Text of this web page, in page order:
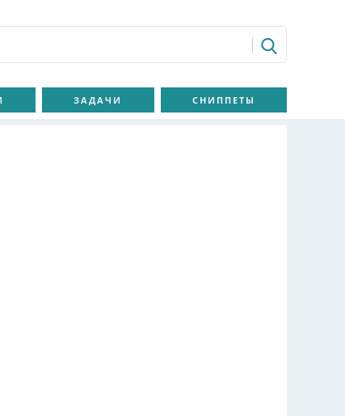
ЗАДАЧИ СНИППЕТЫ